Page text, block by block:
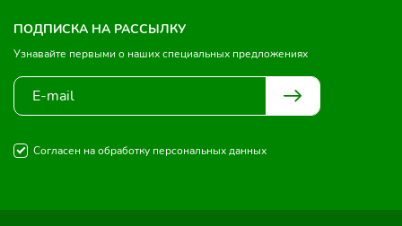
ПОДПИСКА НА РАССЫЛКУ
Узнавайте первыми о наших специальных предложениях
Согласен на обработку персональных данных